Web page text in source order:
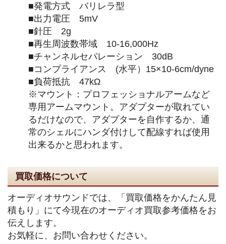
■発電方式 バリレラ型
■出力電圧 5mV
■針圧 2g
■再生周波数帯域 10-16,000Hz
■チャンネルセパレーション 30dB
■コンプライアンス (水平）15×10-6cm/dyne
■負荷抵抗 47kΩ
※マウント：プロフェッショナルアームなど
専用アームマウント。アダプターが取れてい
るだけなので、アダプターを自作するか、通
常のシェルにハンダ付けして配線すれば使用
出来るかと思われます。
買取価格について
オーディオサウンドでは、「買取価格をかんたん見
積もり」にて今現在のオーディオ買取参考価格をお
伝えします。
お気軽に、お問い合わせください。